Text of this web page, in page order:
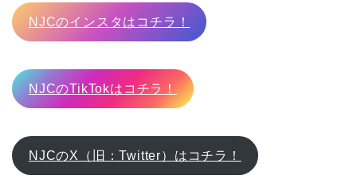
NJCのインスタはコチラ！
NJCのTikTokはコチラ！
NJCのX（旧：Twitter）はコチラ！